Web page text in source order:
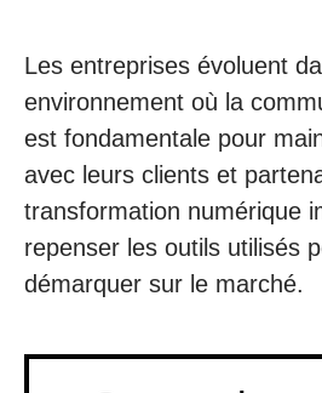
Les entreprises évoluent
environnement où la
est fondamentale pour
avec leurs clients et
transformation numérique
repenser les outils utilisés
démarquer sur le marché.